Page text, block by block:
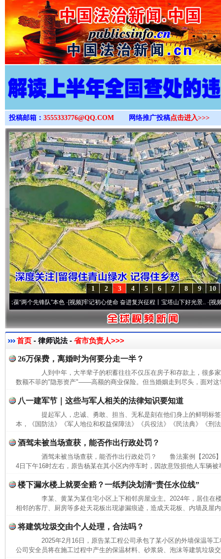
>
投稿邮箱： 3555333776@QQ.COM 网络推广投稿点击进入>>>
10
9
8
7
6
5
4
3
2
1
个先锋队”本色·[视频]牢记初心使命 奋进复兴征程丨宝塔山下好光景..·[视频]因党
首页 - 律师说法 - 省市负责人>>>
26万保费，离婚时为何要分走一半？
人到中年，大半辈子的积蓄往往不仅压在房子和存款上，很多
数额不菲的"隐形资产"——高额的商业保险。但当婚姻走到尽头，面对这
八一建军节｜这些与军人相关的法律知识要知道
提起军人，忠诚、勇敢、担当、无私是刻在他们身上的鲜明标
本，《国防法》《军人地位和权益保障法》《兵役法》《民法典》《刑
酒驾未被当场查获，能否作出行政处罚？
酒驾未被当场查获，能否作出行政处罚？ 鲁法案例【
4日下午16时左右，原告杨某在其小区内停车时，因故意毁损他人车辆
楼下漏水楼上就要全赔？一纸判决划清“责任水位线”
李某、黄某为某住宅小区上下相邻房屋业主。2024年，居住在
相邻的客厅、厨房等多处天花板出现渗漏痕迹，造成天花板、内墙及屋
将建筑垃圾交由个人处理，合法吗？
2025年2月16日，原告某工程公司承包了某小区的外墙保温等工
公司安全员将在施工过程中产生的保温材料、砂浆袋、泡沫等建筑垃圾